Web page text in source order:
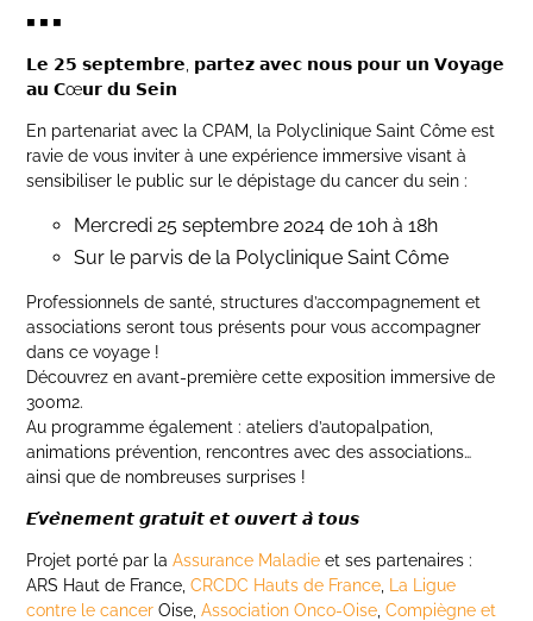
◾ ◾ ◾
𝗟𝗲 𝟮𝟱 𝘀𝗲𝗽𝘁𝗲𝗺𝗯𝗿𝗲, 𝗽𝗮𝗿𝘁𝗲𝘇 𝗮𝘃𝗲𝗰 𝗻𝗼𝘂𝘀 𝗽𝗼𝘂𝗿 𝘂𝗻 𝗩𝗼𝘆𝗮𝗴𝗲
𝗮𝘂 𝗖œ𝘂𝗿 𝗱𝘂 𝗦𝗲𝗶𝗻
En partenariat avec la CPAM, la Polyclinique Saint Côme est
ravie de vous inviter à une expérience immersive visant à
sensibiliser le public sur le dépistage du cancer du sein :
Mercredi 25 septembre 2024 de 10h à 18h
Sur le parvis de la Polyclinique Saint Côme
Professionnels de santé, structures d’accompagnement et
associations seront tous présents pour vous accompagner
dans ce voyage !
Découvrez en avant-première cette exposition immersive de
300m2.
Au programme également : ateliers d’autopalpation,
animations prévention, rencontres avec des associations…
ainsi que de nombreuses surprises !
𝙀́𝙫𝙚̀𝙣𝙚𝙢𝙚𝙣𝙩 𝙜𝙧𝙖𝙩𝙪𝙞𝙩 𝙚𝙩 𝙤𝙪𝙫𝙚𝙧𝙩 𝙖̀ 𝙩𝙤𝙪𝙨
Projet porté par laAssurance Maladie et ses partenaires :
ARS Haut de France,CRCDC Hauts de France
La Ligue
contre le cancer Oise,Association Onco-Oise ,Compiègne et